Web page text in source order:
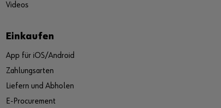
Videos
Einkaufen
App für iOS/Android
Zahlungsarten
Liefern und Abholen
E-Procurement